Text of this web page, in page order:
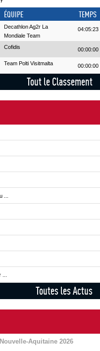
ÉQUIPE TEMPS
04:05:23
Decathlon Ag2r La
Mondiale Team
00:00:00
Cofidis
00:00:00
Team Polti Visitmalta
Tout le Classement
...
Toutes les Actus
Aquitaine 2026